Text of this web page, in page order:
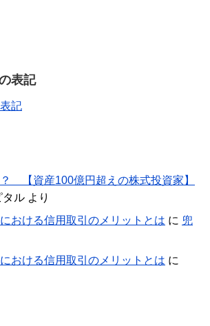
表記
記
【資産100億円超えの株式投資家】
タル より
おける信用取引のメリットとは に 兜
おける信用取引のメリットとは に